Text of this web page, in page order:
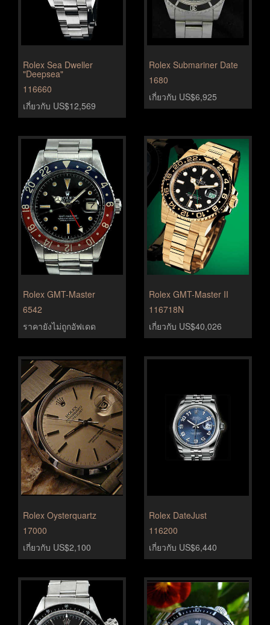
Rolex Sea Dweller
"Deepsea"
116660
เกี่ยวกับ US$12,569
Rolex Submariner Date
1680
เกี่ยวกับ US$6,925
Rolex GMT-Master
6542
ราคายังไม่ถูกอัฟเดด
Rolex GMT-Master II
116718N
เกี่ยวกับ US$40,026
Rolex Oysterquartz
17000
เกี่ยวกับ US$2,100
Rolex DateJust
116200
เกี่ยวกับ US$6,440